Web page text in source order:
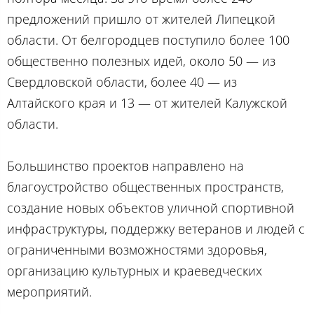
предложений пришло от жителей Липецкой
области. От белгородцев поступило более 100
общественно полезных идей, около 50 — из
Свердловской области, более 40 — из
Алтайского края и 13 — от жителей Калужской
области.
Большинство проектов направлено на
благоустройство общественных пространств,
создание новых объектов уличной спортивной
инфраструктуры, поддержку ветеранов и людей с
ограниченными возможностями здоровья,
организацию культурных и краеведческих
мероприятий.